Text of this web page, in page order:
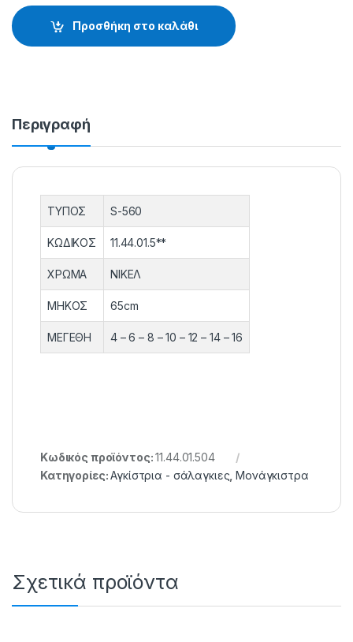
Προσθήκη στο καλάθι
Περιγραφή
ΤΥΠΟΣ S-560
ΚΩΔΙΚΟΣ 11.44.01.5**
ΧΡΩΜΑ ΝΙΚΕΛ
ΜΗΚΟΣ 65cm
ΜΕΓΕΘΗ 4 – 6 – 8 – 10 – 12 – 14 – 16
Κωδικός προϊόντος:11.44.01.504
Κατηγορίες:Αγκίστρια - σάλαγκιες ,Μονάγκιστρα
Σχετικά προϊόντα